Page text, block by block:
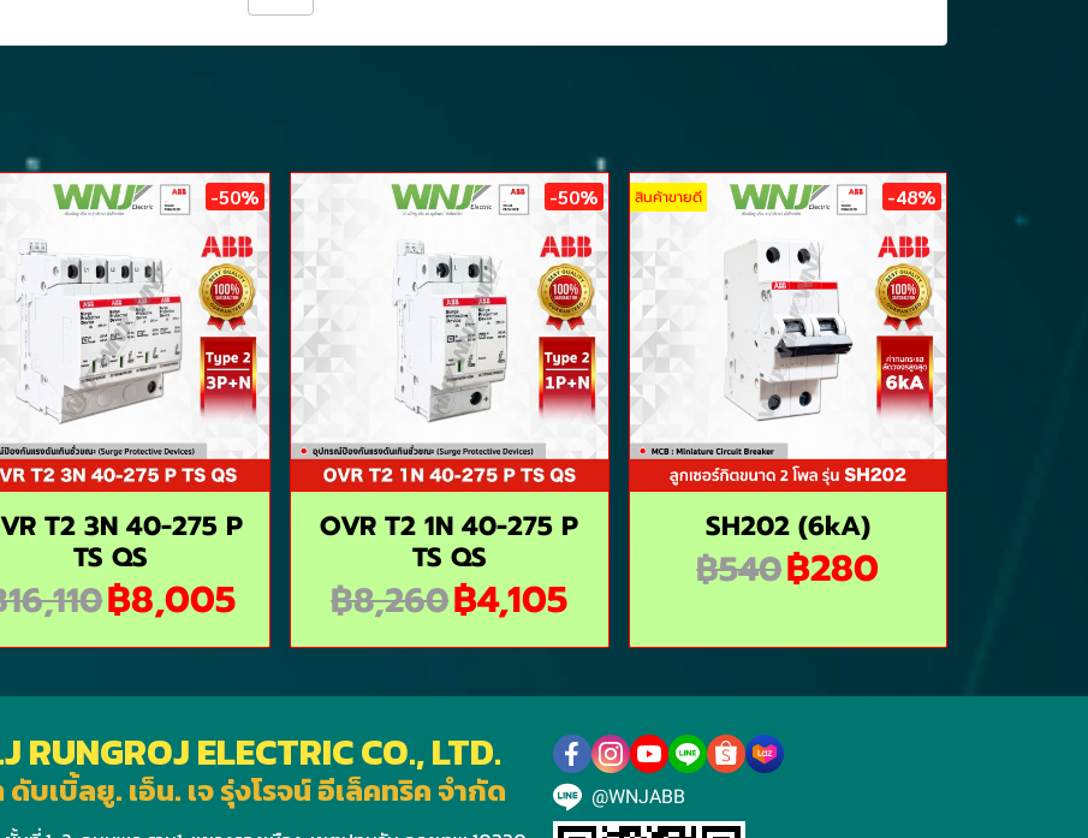
-50%
T2 3N 40-275 P
TS QS
฿8,005
-50%
OVR T2 1N 40-275 P
TS QS
฿8,260฿4,105
สินค้าขายดี -48%
SH202 (6kA)
฿540฿280
RUNGROJ ELECTRIC CO., LTD.
บเบิ้ลยู. เอ็น. เจ รุ่งโรจน์ อีเล็คทริค จำกัด @WNJABB